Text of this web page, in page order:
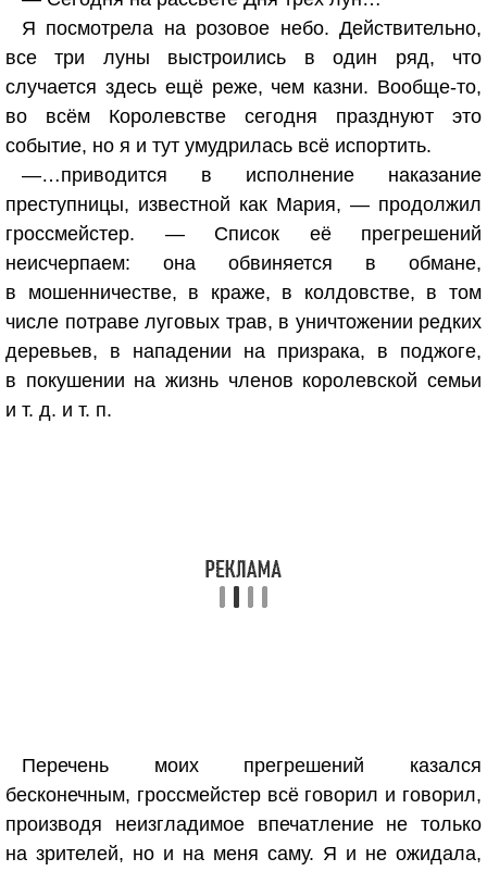
Я посмотрела на розовое небо. Действительно,
все три луны выстроились в один ряд, что
случается здесь ещё реже, чем казни. Вообще-то,
во всём Королевстве сегодня празднуют это
событие, но я и тут умудрилась всё испортить.
—…приводится в исполнение наказание
преступницы, известной как Мария, — продолжил
гроссмейстер. — Список её прегрешений
неисчерпаем: она обвиняется в обмане,
в мошенничестве, в краже, в колдовстве, в том
числе потраве луговых трав, в уничтожении редких
деревьев, в нападении на призрака, в поджоге,
в покушении на жизнь членов королевской семьи
и т. д. и т. п.
Перечень моих прегрешений казался
бесконечным, гроссмейстер всё говорил и говорил,
производя неизгладимое впечатление не только
на зрителей, но и на меня саму. Я и не ожидала,